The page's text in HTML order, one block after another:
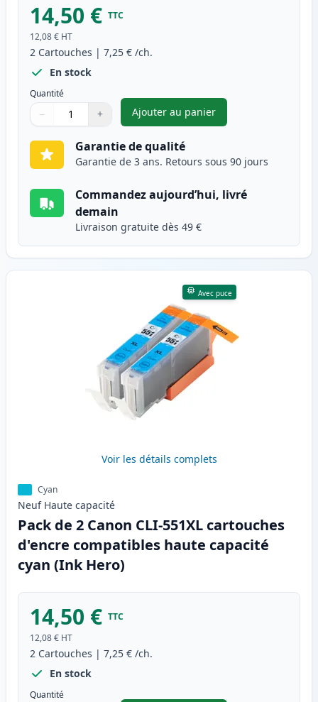
14,50 € TTC
12,08 € HT
2 Cartouches | 7,25 € /ch.
En stock
Quantité
Quantité
Utilisez les boutons pour ajuster
− +
Quantité
Ajouter au panier
,Pack de 2 Canon CLI-551XL
Garantie de qualité
Garantie de 3 ans. Retours sous 90 jours
Commandez aujourd’hui, livré
demain
Livraison gratuite dès 49 €
Avec puce
Voir les détails complets
Cyan
Neuf Haute capacité
Pack de 2 Canon CLI-551XL cartouches
d'encre compatibles haute capacité
cyan (Ink Hero)
14,50 € TTC
12,08 € HT
2 Cartouches | 7,25 € /ch.
En stock
Quantité